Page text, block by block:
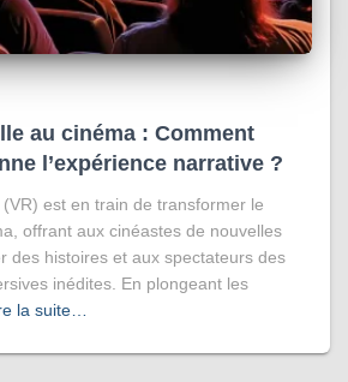
au cinéma : Comment
l’expérience narrative ?
est en train de transformer le
offrant aux cinéastes de nouvelles
des histoires et aux spectateurs des
inédites. En plongeant les
la suite…